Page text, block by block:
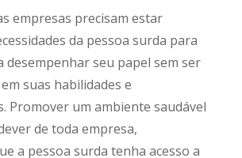
empresas precisam estar
da pessoa surda para
desempenhar seu papel sem ser
suas habilidades e
Promover um ambiente saudável
de toda empresa,
a pessoa surda tenha acesso a